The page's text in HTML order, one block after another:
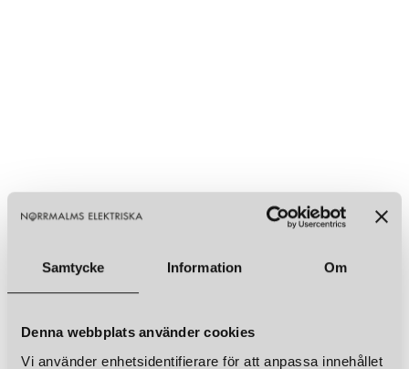
Samtycke Information Om
Denna webbplats använder cookies
Vi använder enhetsidentifierare för att anpassa innehållet